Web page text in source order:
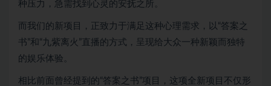
种压力，急需找到心灵的安抚之所。
而我们的新项目，正致力于满足这种心理需求，以“答案之
书”和“九紫离火”直播的方式，呈现给大众一种新颖而独特
的娱乐体验。
相比前面曾经提到的“答案之书”项目，这项全新项目不仅形